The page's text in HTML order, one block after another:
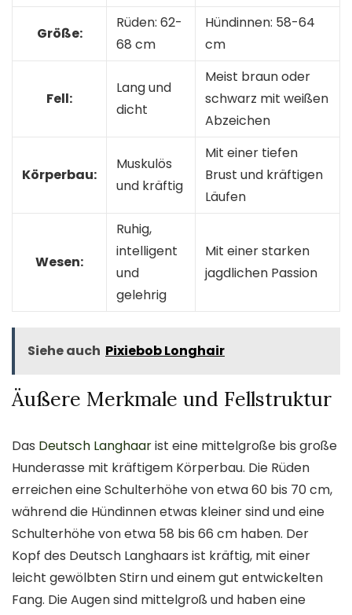
Größe:
Rüden: 62-
68 cm
Hündinnen: 58-64
cm
Fell:
Lang und
dicht
Meist braun oder
schwarz mit weißen
Abzeichen
Körperbau:
Muskulös
und kräftig
Mit einer tiefen
Brust und kräftigen
Läufen
Wesen:
Ruhig,
intelligent
und
gelehrig
Mit einer starken
jagdlichen Passion
Siehe auch Pixiebob Longhair
Äußere Merkmale und Fellstruktur
Das Deutsch Langhaarist eine mittelgroße bis große
Hunderasse mit kräftigem Körperbau. Die Rüden
erreichen eine Schulterhöhe von etwa 60 bis 70 cm,
während die Hündinnen etwas kleiner sind und eine
Schulterhöhe von etwa 58 bis 66 cm haben. Der
Kopf des Deutsch Langhaars ist kräftig, mit einer
leicht gewölbten Stirn und einem gut entwickelten
Fang. Die Augen sind mittelgroß und haben eine